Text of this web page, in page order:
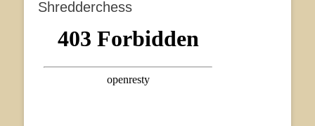
Shredderchess